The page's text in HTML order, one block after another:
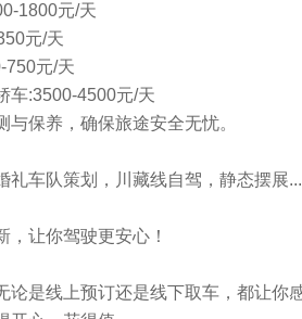
1800元/天
元/天
750元/天
车:3500-4500元/天
与保养，确保旅途安全无忧。
礼车队策划，川藏线自驾，静态摆展
，让你驾驶更安心！
论是线上预订还是线下取车，都让你